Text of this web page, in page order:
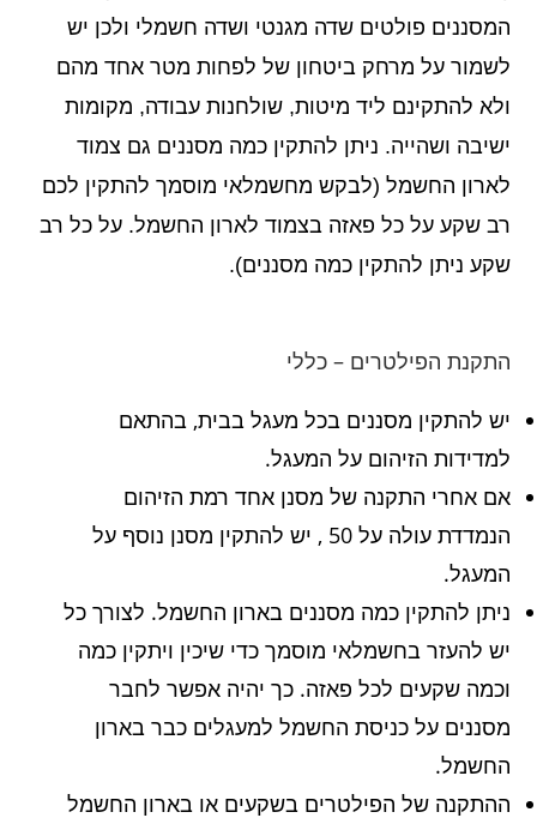
המסננים פולטים שדה מגנטי ושדה חשמלי ולכן יש
לשמור על מרחק ביטחון של לפחות מטר אחד מהם
ולא להתקינם ליד מיטות, שולחנות עבודה, מקומות
ישיבה ושהייה. ניתן להתקין כמה מסננים גם צמוד
לארון החשמל (לבקש מחשמלאי מוסמך להתקין לכם
רב שקע על כל פאזה בצמוד לארון החשמל. על כל רב
שקע ניתן להתקין כמה מסננים).
התקנת הפילטרים – כללי
יש להתקין מסננים בכל מעגל בבית, בהתאם
למדידות הזיהום על המעגל.
אם אחרי התקנה של מסנן אחד רמת הזיהום
הנמדדת עולה על 50 , יש להתקין מסנן נוסף על
המעגל.
ניתן להתקין כמה מסננים בארון החשמל. לצורך כל
יש להעזר בחשמלאי מוסמך כדי שיכין ויתקין כמה
וכמה שקעים לכל פאזה. כך יהיה אפשר לחבר
מסננים על כניסת החשמל למעגלים כבר בארון
החשמל.
ההתקנה של הפילטרים בשקעים או בארון החשמל